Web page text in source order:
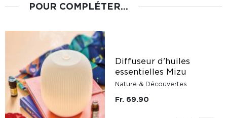
POUR COMPLÉTER...
Diffuseur d'huiles
essentielles Mizu
Nature & Découvertes
Fr. 69.90